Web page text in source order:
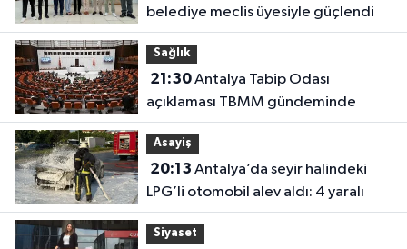
belediye meclis üyesiyle güçlendi
Sağlık
21:30Antalya Tabip Odası
açıklaması TBMM gündeminde
Asayiş
20:13
LPG’li otomobil alev aldı: 4 yaralı
Siyaset